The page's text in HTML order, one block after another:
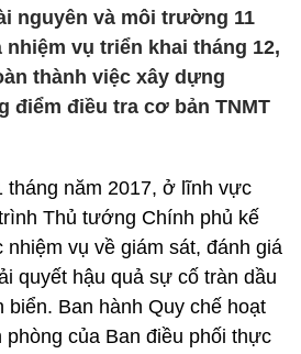
nguyên và môi trường 11
nhiệm vụ triển khai tháng 12,
thành việc xây dựng
điểm điều tra cơ bản TNMT
tháng năm 2017, ở lĩnh vực
Thủ tướng Chính phủ kế
nhiệm vụ về giám sát, đánh giá
quyết hậu quả sự cố tràn dầu
biển. Ban hành Quy chế hoạt
phòng của Ban điều phối thực